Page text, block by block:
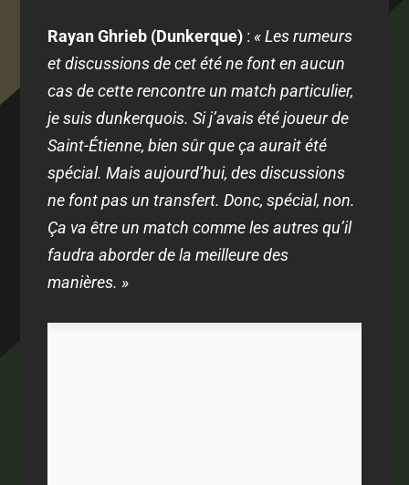
Rayan Ghrieb (Dunkerque) :« Les rumeurs
et discussions de cet été ne font en aucun
cas de cette rencontre un match particulier,
je suis dunkerquois. Si j’avais été joueur de
Saint-Étienne, bien sûr que ça aurait été
spécial. Mais aujourd’hui, des discussions
ne font pas un transfert. Donc, spécial, non.
Ça va être un match comme les autres qu’il
faudra aborder de la meilleure des
manières. »